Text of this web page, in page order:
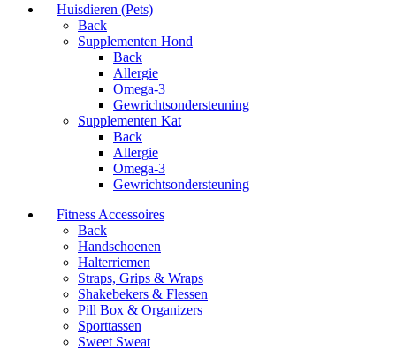
Huisdieren (Pets)
Back
Supplementen Hond
Back
Allergie
Omega-3
Gewrichtsondersteuning
Supplementen Kat
Back
Allergie
Omega-3
Gewrichtsondersteuning
Fitness Accessoires
Back
Handschoenen
Halterriemen
Straps, Grips & Wraps
Shakebekers & Flessen
Pill Box & Organizers
Sporttassen
Sweet Sweat